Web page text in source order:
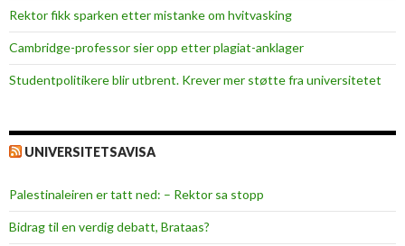
n
e
Rektor fikk sparken etter mistanke om hvitvasking
Cambridge-professor sier opp etter plagiat-anklager
Studentpolitikere blir utbrent. Krever mer støtte fra universitetet
UNIVERSITETSAVISA
Palestinaleiren er tatt ned: – Rektor sa stopp
Bidrag til en verdig debatt, Brataas?